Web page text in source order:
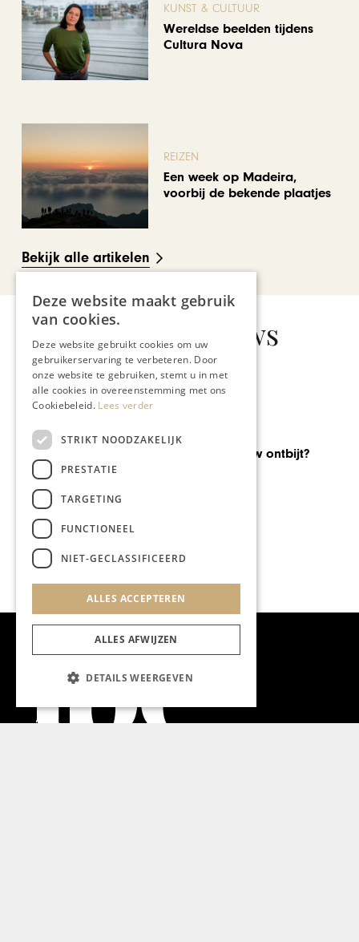
KUNST & CULTUUR
Wereldse beelden tijdens
Cultura Nova
REIZEN
Een week op Madeira,
voorbij de bekende plaatjes
Bekijk alle artikelen
Gerelateerd nieuws
GASTRONOMIE
Hoe sjiek is jouw ontbijt?
Deze website maakt gebruik
van cookies.
Deze website gebruikt cookies om uw
gebruikerservaring te verbeteren. Door
onze website te gebruiken, stemt u in met
alle cookies in overeenstemming met ons
Cookiebeleid. Lees verder
STRIKT NOODZAKELIJK
PRESTATIE
TARGETING
FUNCTIONEEL
NIET-GECLASSIFICEERD
ALLES ACCEPTEREN
ALLES AFWIJZEN
DETAILS WEERGEVEN